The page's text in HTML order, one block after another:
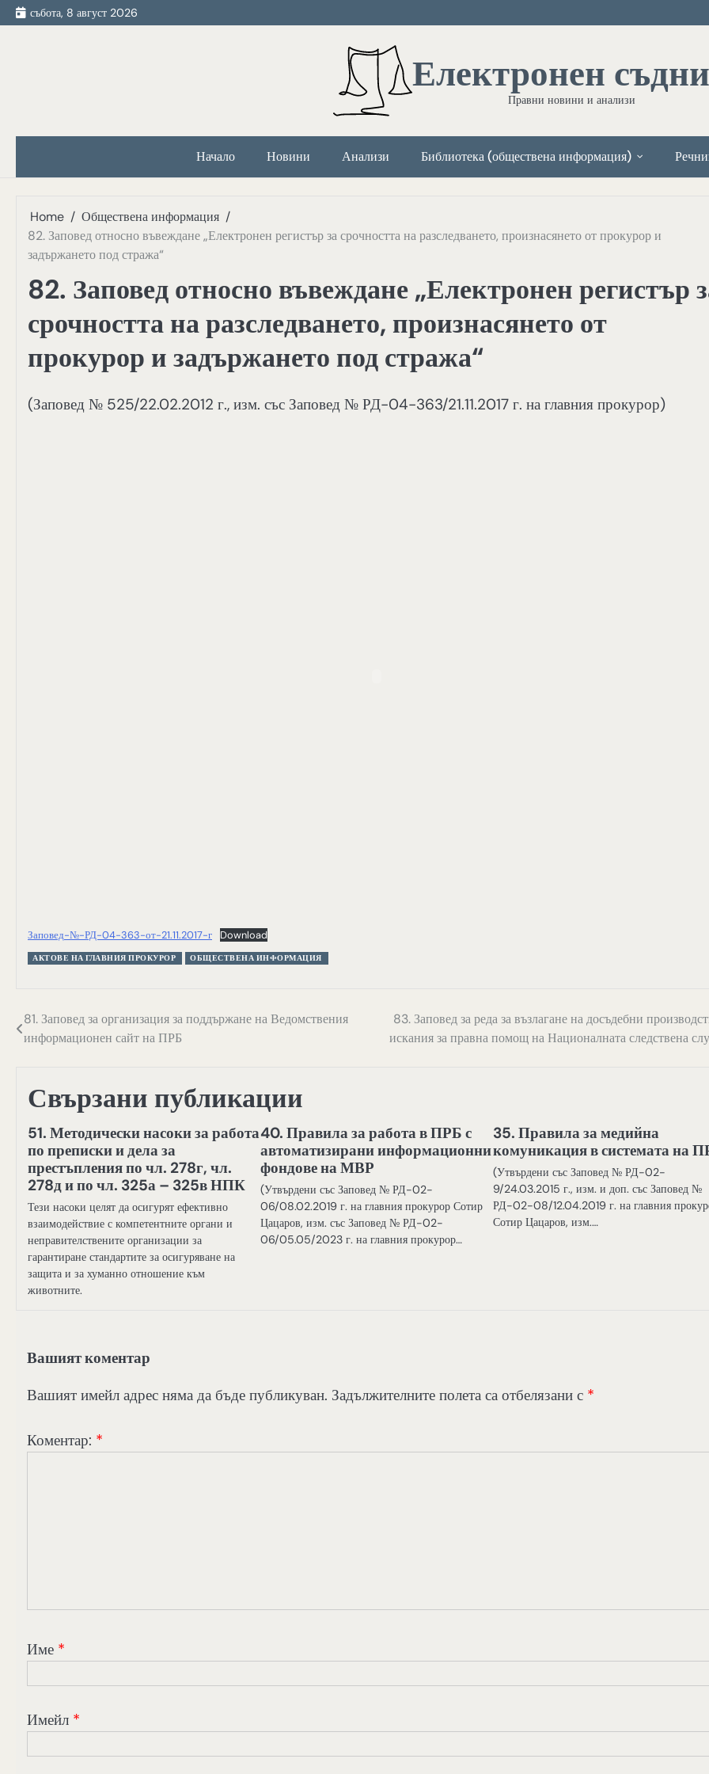
Skip
to
събота, 8 август 2026
Електронен
Правни новини и анализи
Начало Новини Анализи Библиотека (обществена информация)
Home
Обществена информация
82. Заповед относно въвеждане „Електронен регистър за срочността на разследването, произнасянето от прокурор и
задържането под стража“
82. Заповед относно въвеждане „Електронен регистър
срочността на разследването, произнасянето от
прокурор и задържането под стража“
(Заповед № 525/22.02.2012 г., изм. със Заповед № РД-04-363/21.11.2017 г. на главния прокурор)
Заповед-№-РД-04-363-от-21.11.2017-г Download
АКТОВЕ НА ГЛАВНИЯ ПРОКУРОР ОБЩЕСТВЕНА ИНФОРМАЦИЯ
Навигация
81. Заповед за организация за поддържане на Ведомствения
информационен сайт на ПРБ
83. Заповед за реда за възлагане на досъдебни
искания за правна помощ на Националната следствена
Свързани публикации
51. Методически насоки за работа
по преписки и дела за
престъпления по чл. 278г, чл.
278д и по чл. 325а – 325в НПК
Тези насоки целят да осигурят ефективно
взаимодействие с компетентните органи и
неправителствените организации за
гарантиране стандартите за осигуряване на
защита и за хуманно отношение към
животните.
40. Правила за работа в ПРБ с
автоматизирани информационни
фондове на МВР
(Утвърдени със Заповед № РД-02-
06/08.02.2019 г. на главния прокурор Сотир
Цацаров, изм. със Заповед № РД-02-
06/05.05/2023 г. на главния прокурор…
35. Правила за медийна
комуникация в системата на
(Утвърдени със Заповед № РД-02-
9/24.03.2015 г., изм. и доп. със Заповед №
РД-02-08/12.04.2019 г. на главния
Сотир Цацаров, изм.…
Вашият коментар
Вашият имейл адрес няма да бъде публикуван. Задължителните полета са отбелязани с *
Коментар: *
Име *
Имейл *